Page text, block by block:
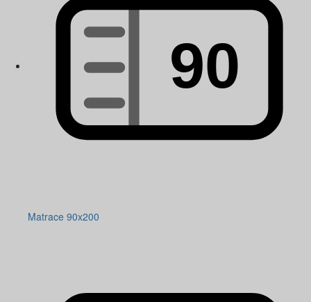
Matrace 90x200